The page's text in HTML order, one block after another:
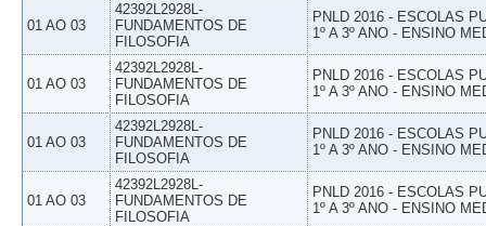
01 AO 03
42392L2928L-
FUNDAMENTOS DE
FILOSOFIA
PNLD 2016 - ESCOLAS
1º A 3º ANO - ENSINO
01 AO 03
42392L2928L-
FUNDAMENTOS DE
FILOSOFIA
PNLD 2016 - ESCOLAS
1º A 3º ANO - ENSINO
01 AO 03
42392L2928L-
FUNDAMENTOS DE
FILOSOFIA
PNLD 2016 - ESCOLAS
1º A 3º ANO - ENSINO
01 AO 03
42392L2928L-
FUNDAMENTOS DE
FILOSOFIA
PNLD 2016 - ESCOLAS
1º A 3º ANO - ENSINO